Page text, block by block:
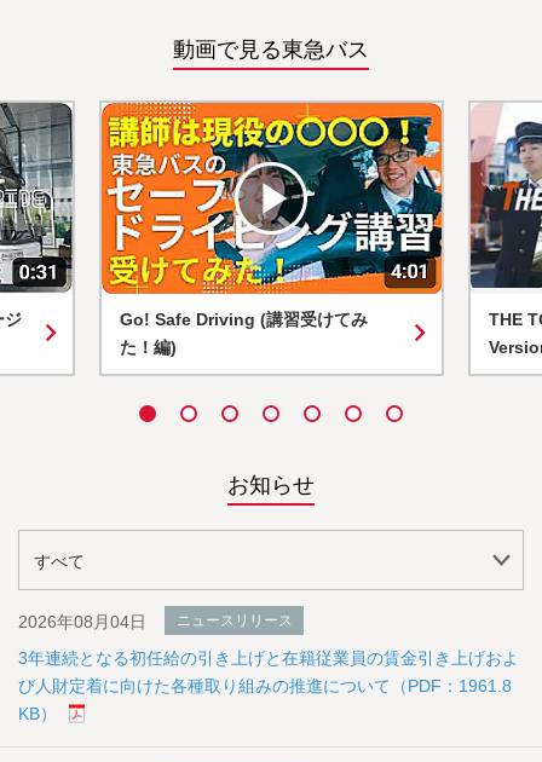
動画で見る東急バス
ジ
Go! Safe Driving (講習受けてみ
た！編)
THE
お知らせ
2026年08月04日 ニュースリリース
3年連続となる初任給の引き上げと在籍従業員の賃金引き上げおよ
び人財定着に向けた各種取り組みの推進について（PDF：1961.8
KB）